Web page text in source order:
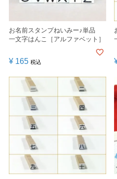
お名前スタンプねいみー♪単品
一文字はんこ［アルファベット］
¥ 165 税込